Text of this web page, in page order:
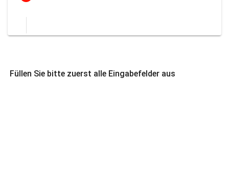
Füllen Sie bitte zuerst alle Eingabefelder aus